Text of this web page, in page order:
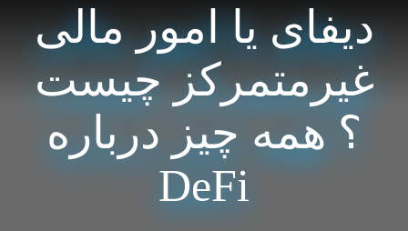
دیفای یا امور مالی
غیرمتمرکز چیست
؟ همه چیز درباره
DeFi